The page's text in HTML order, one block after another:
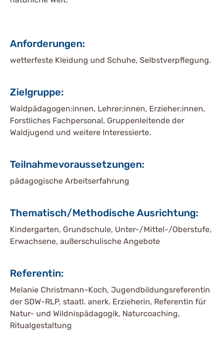
Anforderungen:
wetterfeste Kleidung und Schuhe, Selbstverpflegung.
Zielgruppe:
Waldpädagogen:innen, Lehrer:innen, Erzieher:innen,
Forstliches Fachpersonal, Gruppenleitende der
Waldjugend und weitere Interessierte.
Teilnahmevoraussetzungen:
pädagogische Arbeitserfahrung
Thematisch/Methodische Ausrichtung:
Kindergarten, Grundschule, Unter-/Mittel-/Oberstufe,
Erwachsene, außerschulische Angebote
Referentin:
Melanie Christmann-Koch, Jugendbildungsreferentin
der SDW-RLP, staatl. anerk. Erzieherin, Referentin für
Natur- und Wildnispädagogik, Naturcoaching,
Ritualgestaltung